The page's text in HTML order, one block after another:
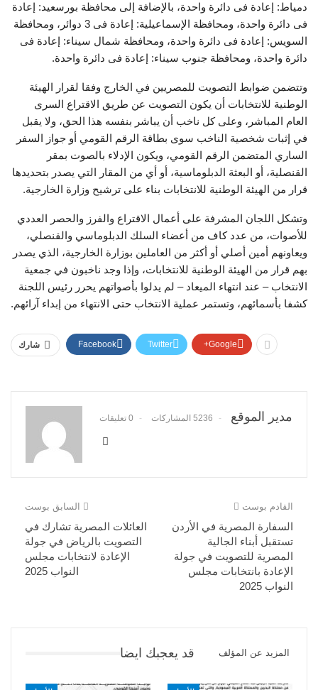
دمياط: إعادة فى دائرة واحدة، بالإضافة إلى محافظة بورسعيد: إعادة
فى دائرة واحدة، ومحافظة الإسماعيلية: إعادة فى 3 دوائر، ومحافظة
السويس: إعادة فى دائرة واحدة، ومحافظة شمال سيناء: إعادة فى
دائرة واحدة، ومحافظة جنوب سيناء: إعادة فى دائرة واحدة.
وتتضمن ضوابط التصويت للمصريين في الخارج وفقا لقرار الهيئة
الوطنية للانتخابات أن يكون التصويت عن طريق الاقتراع السرى
العام المباشر، وعلى كل ناخب أن يباشر بنفسه هذا الحق، ولا يقبل
في إثبات شخصية الناخب سوى بطاقة الرقم القومي أو جواز السفر
الساري المتضمن الرقم القومي، ويكون الإدلاء بالصوت بمقر
القنصلية، أو البعثة الدبلوماسية، أو أي من المقار التي يصدر بتحديدها
قرار من الهيئة الوطنية للانتخابات بناء على ترشيح وزارة الخارجية.
وتشكل اللجان المشرفة على أعمال الاقتراع والفرز والحصر العددي
للأصوات، من عدد كاف من أعضاء السلك الدبلوماسي والقنصلي،
ويعاونهم أمين أصلي أو أكثر من العاملين بوزارة الخارجية، الذي يصدر
بهم قرار من الهيئة الوطنية للانتخابات، وإذا وجد ناخبون في جمعية
الانتخاب – عند انتهاء الميعاد – لم يدلوا بأصواتهم يحرر رئيس اللجنة
كشفا بأسمائهم، وتستمر عملية الانتخاب حتى الانتهاء من إبداء آرائهم.
شارك Facebook Twitter Google+
مدير الموقع 5236 المشاركات 0 تعليقات
السابق بوست
العائلات المصرية تشارك في
التصويت بالرياض في جولة
الإعادة لانتخابات مجلس
النواب 2025
القادم بوست
السفارة المصرية في الأردن
تستقبل أبناء الجالية
المصرية للتصويت في جولة
الإعادة بانتخابات مجلس
النواب 2025
قد يعجبك ايضا المزيد عن المؤلف